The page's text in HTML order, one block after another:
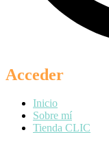
Acceder
Inicio
Sobre mí
Tienda CLIC